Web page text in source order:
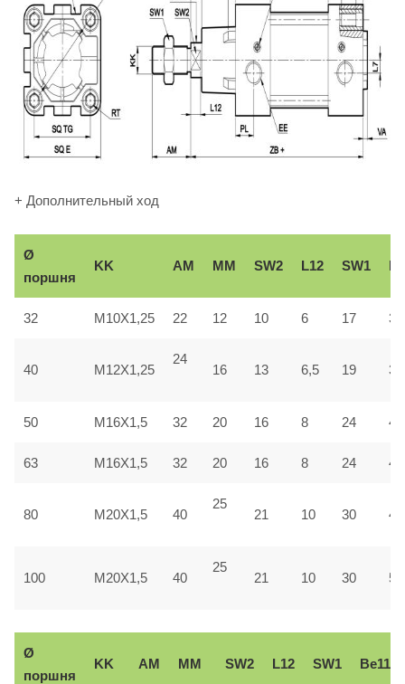
+ Дополнительный ход
Ø
поршня
KK AM ММ SW2 L12 SW1
32 M10X1,25 22 12 10 6 17 30
40 M12X1,25
24
16 13 6,5 19 35
50 M16X1,5 32 20 16 8 24 40
63 M16X1,5 32 20 16 8 24 45
80 M20X1,5 40
25
21 10 30 45
100 M20X1,5 40
25
21 10 30 55
Ø
поршня
KK AM ММ SW2 L12 SW1 Вe11